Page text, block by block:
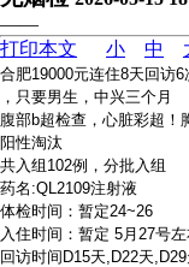
——
打印本文
小 中
合肥19000元连住8天回访6
，只要男生，中兴三个月
腹部b超检查，心脏彩超！
阳性淘汰
共入组102例，分批入组
药名:QL2109注射液
体检时间：暂定24~26
入住时间：暂定 5月27号
回访时间D15天,D22天